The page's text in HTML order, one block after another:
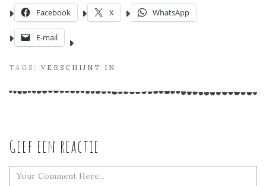
Facebook X WhatsApp
E-mail
TAGS: VERSCHIJNT IN
Geef een reactie